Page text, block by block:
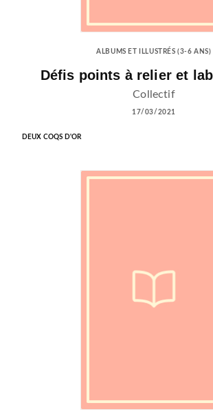
ALBUMS ET ILLUSTRÉS (3-6 ANS)
Défis points à relier et
Collectif
17/03/2021
DEUX COQS D'OR